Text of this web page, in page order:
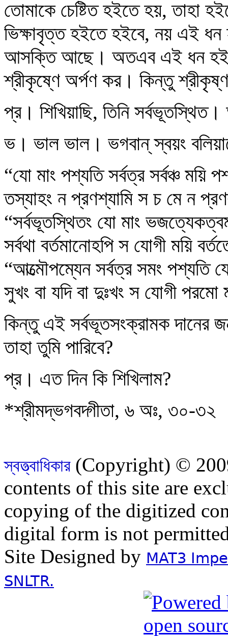
তোমাকে চেষ্টিত হইতে হয়, তাহা
ভিক্ষাবৃত্ত হইতে হইবে, নয় এই ধন
আসক্তি আছে। অতএব এই ধন
শ্রীকৃষ্ণে অর্পণ কর। কিন্তু
প্র। শিখিয়াছি, তিনি
ভ। ভাল ভাল। ভগবান্ স্বয়ং
“যো মাং পশ্যতি সর্বত্র সর্বঞ্চ ময়ি
তস্যাহং ন প্রণশ্যামি স চ মে ন
“সর্বভূতস্থিতং যো মাং
সর্বথা বর্তমানোহপি স যোগী ময়ি
“আত্মৌপম্যেন সর্বত্র সমং পশ্যতি
সুখং বা যদি বা দুঃখং স যোগী
কিন্তু এই সর্বভূতসংক্রামক
তাহা তুমি পারিবে?
প্র। এত দিন কি শিখিলাম?
*শ্রীমদ্ভগবদ্গীতা, ৬ অঃ, ৩০-৩২
স্বত্ত্বাধিকার(Copyright) ©
contents of this site are
copying of the digitized
digital form is not
Site Designed by MAT3
SNLTR.